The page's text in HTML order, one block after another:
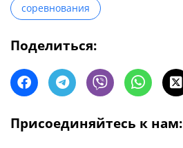
соревнования
Поделиться:
Присоединяйтесь к нам: